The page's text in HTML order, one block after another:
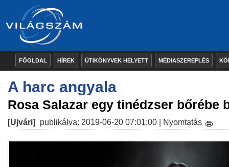
FŐOLDAL HÍREK ÚTIKÖNYVEK HELYETT MÉDIASZEREPLÉS
A harc angyala
Rosa Salazar egy tinédzser bőrébe
[Ujvári] publikálva: 2019-06-20 07:01:00 | Nyomtatás